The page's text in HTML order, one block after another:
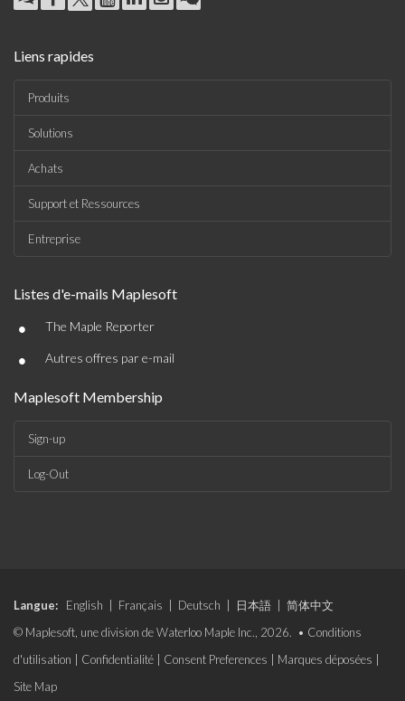
Liens rapides
Produits
Solutions
Achats
Support et Ressources
Entreprise
Listes d'e-mails Maplesoft
• The Maple Reporter
• Autres offres par e-mail
Maplesoft Membership
Sign-up
Log-Out
Langue: English Français Deutsch 日本語
简体中文
© Maplesoft, une division de Waterloo Maple Inc., 2026. • Conditions
d'utilisation
Confidentialité Consent Preferences Marques déposées
Site Map